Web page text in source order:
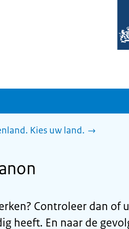
Kies uw land.
Controleer dan of
heeft. En naar de